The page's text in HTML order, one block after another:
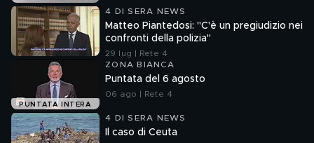
4 DI SERA NEWS
Matteo Piantedosi: "C'è un pregiudizio nei
confronti della polizia"
29 lug | Rete 4
PUNTATA INTERA
ZONA BIANCA
Puntata del 6 agosto
06 ago | Rete 4
4 DI SERA NEWS
Il caso di Ceuta